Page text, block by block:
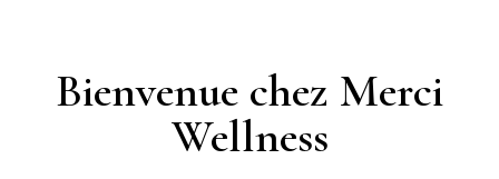
Bienvenue chez Merci
Wellness